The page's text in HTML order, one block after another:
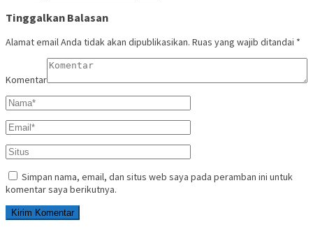
Tinggalkan Balasan
Alamat email Anda tidak akan dipublikasikan. Ruas yang wajib ditandai *
Komentar
Simpan nama, email, dan situs web saya pada peramban ini untuk
komentar saya berikutnya.